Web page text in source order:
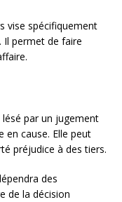
vise spécifiquement
Il permet de faire
par un jugement
en cause. Elle peut
préjudice à des tiers.
des
de la décision